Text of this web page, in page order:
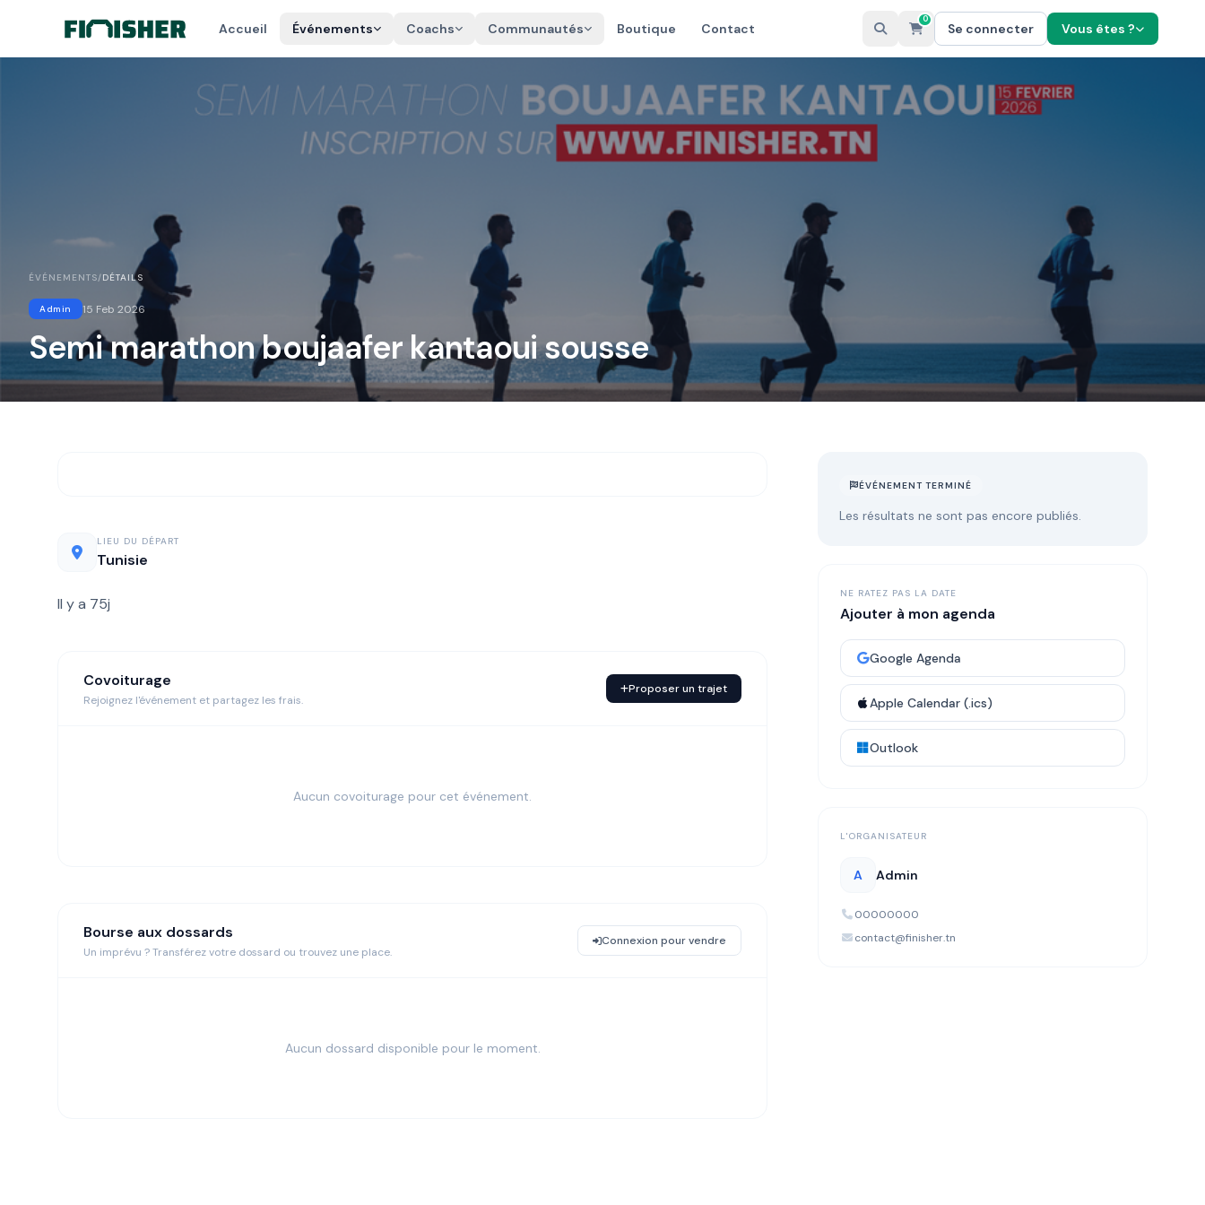
Accueil Événements Coachs Communautés Boutique Contact
0
Se connecter Vous êtes ?
ÉVÉNEMENTS/DÉTAILS
Admin 15 Feb 2026
Semi marathon boujaafer kantaoui sousse
LIEU DU DÉPART
Tunisie
Il y a 75j
Covoiturage
Rejoignez l'événement et partagez les frais.
Proposer un trajet
Aucun covoiturage pour cet événement.
Bourse aux dossards
Un imprévu ? Transférez votre dossard ou trouvez une place.
Connexion pour vendre
Aucun dossard disponible pour le moment.
ÉVÉNEMENT TERMINÉ
Les résultats ne sont pas encore publiés.
NE RATEZ PAS LA DATE
Ajouter à mon agenda
Google Agenda
Apple Calendar (.ics)
Outlook
L'ORGANISATEUR
A Admin
00000000
contact@finisher.tn